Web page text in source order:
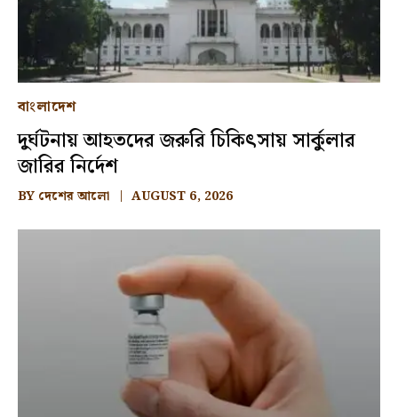
বাংলাদেশ
দুর্ঘটনায় আহতদের জরুরি চিকিৎসায় সার্কুলার
জারির নির্দেশ
BY দেশের আলো AUGUST 6, 2026